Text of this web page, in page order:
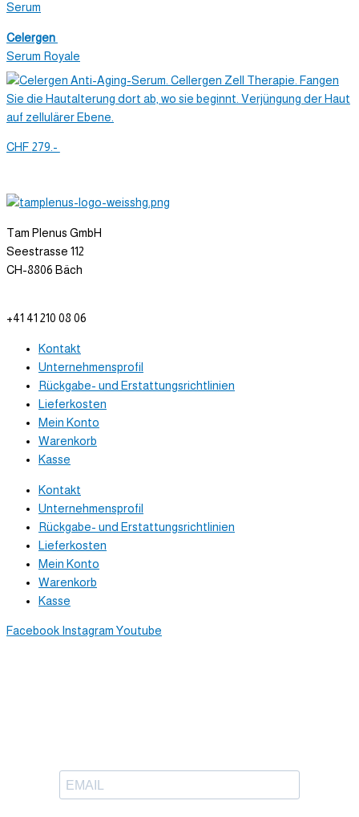
Serum
Celergen
Serum Royale
CHF 279.-
Tam Plenus GmbH
Seestrasse 112
CH-8806 Bäch
+41 41 210 08 06
Kontakt
Unternehmensprofil
Rückgabe- und Erstattungsrichtlinien
Lieferkosten
Mein Konto
Warenkorb
Kasse
Kontakt
Unternehmensprofil
Rückgabe- und Erstattungsrichtlinien
Lieferkosten
Mein Konto
Warenkorb
Kasse
Facebook Instagram Youtube